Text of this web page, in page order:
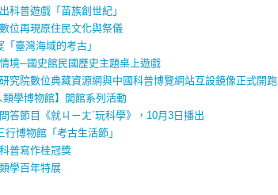
科普遊戲「苗族創世紀」
位再現原住民文化與祭儀
臺灣海域的考古」
境─國史館民國歷史主題桌上遊戲
究院數位典藏資源網與中國科普博覽網站互設鏡像正式開跑
學博物館】開館系列活動
答節目《就ㄐㄧㄤˋ玩科學》，10月3日播出
行博物館「考古生活節」
普寫作桂冠獎
學百年特展